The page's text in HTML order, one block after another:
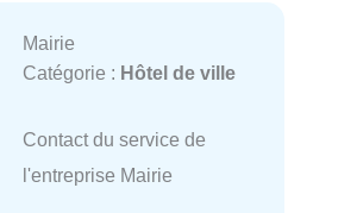
Mairie
Catégorie : Hôtel de ville
Contact du service de
l'entreprise Mairie